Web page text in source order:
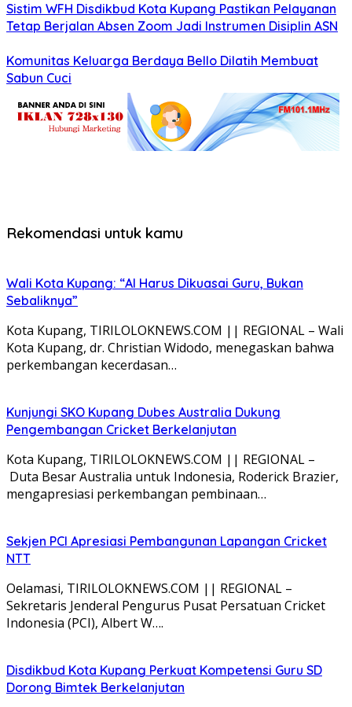
Sistim WFH Disdikbud Kota Kupang Pastikan Pelayanan
Tetap Berjalan Absen Zoom Jadi Instrumen Disiplin ASN
Komunitas Keluarga Berdaya Bello Dilatih Membuat
Sabun Cuci
Rekomendasi untuk kamu
Wali Kota Kupang: “AI Harus Dikuasai Guru, Bukan
Sebaliknya”
Kota Kupang, TIRILOLOKNEWS.COM || REGIONAL – Wali
Kota Kupang, dr. Christian Widodo, menegaskan bahwa
perkembangan kecerdasan…
Kunjungi SKO Kupang Dubes Australia Dukung
Pengembangan Cricket Berkelanjutan
Kota Kupang, TIRILOLOKNEWS.COM || REGIONAL –
Duta Besar Australia untuk Indonesia, Roderick Brazier,
mengapresiasi perkembangan pembinaan…
Sekjen PCI Apresiasi Pembangunan Lapangan Cricket
NTT
Oelamasi, TIRILOLOKNEWS.COM || REGIONAL –
Sekretaris Jenderal Pengurus Pusat Persatuan Cricket
Indonesia (PCI), Albert W….
Disdikbud Kota Kupang Perkuat Kompetensi Guru SD
Dorong Bimtek Berkelanjutan